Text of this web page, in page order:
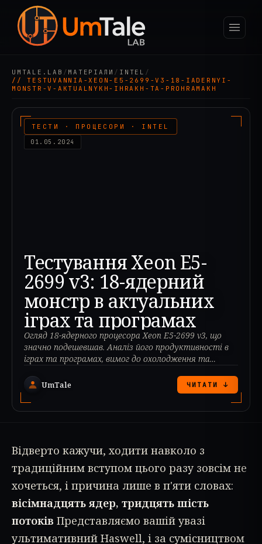
UMTALE.LAB / МАТЕРІАЛИ / INTEL /
// TESTUVANNIA-XEON-E5-2699-V3-18-IADERNYI-
MONSTR-V-AKTUALNYKH-IHRAKH-TA-PROHRAMAKH
ТЕСТИ · ПРОЦЕСОРИ · INTEL
01.05.2024
Тестування Xeon E5-
2699 v3: 18-ядерний
монстр в актуальних
іграх та програмах
Огляд 18-ядерного процесора Xeon E5-2699 v3, що
значно подешевшав. Аналіз його продуктивності в
іграх та програмах, вимог до охолодження та
UmTale ЧИТАТИ ↓
Відверто кажучи, ходити навколо з
традиційним вступом цього разу зовсім не
хочеться, і причина лише в п'яти словах:
вісімнадцять ядер, тридцять шість
потоків Представляємо вашій увазі
ультимативний Haswell, і за сумісництвом